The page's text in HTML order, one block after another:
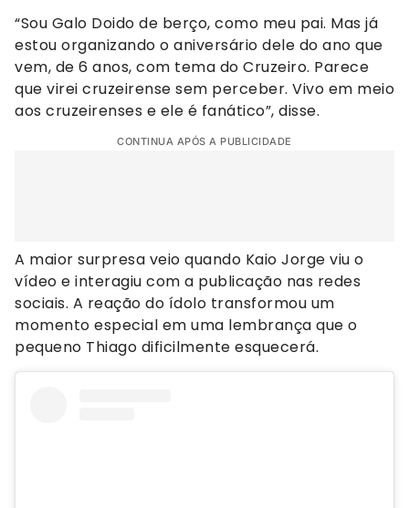
“Sou Galo Doido de berço, como meu pai. Mas já
estou organizando o aniversário dele do ano que
vem, de 6 anos, com tema do Cruzeiro. Parece
que virei cruzeirense sem perceber. Vivo em meio
aos cruzeirenses e ele é fanático”, disse.
CONTINUA APÓS A PUBLICIDADE
A maior surpresa veio quando Kaio Jorge viu o
vídeo e interagiu com a publicação nas redes
sociais. A reação do ídolo transformou um
momento especial em uma lembrança que o
pequeno Thiago dificilmente esquecerá.